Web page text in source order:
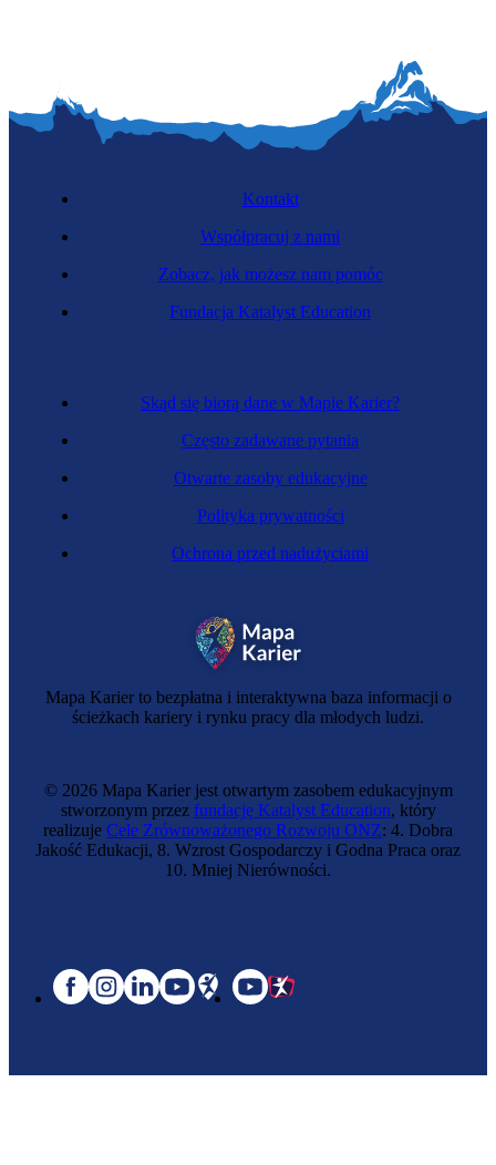
Mapa Karier to bezpłatna i interaktywna baza informacji o
ścieżkach kariery i rynku pracy dla młodych ludzi.
Skąd się biorą dane w Mapie Karier?
Często zadawane pytania
Otwarte zasoby edukacyjne
Polityka prywatności
Ochrona przed nadużyciami
Kontakt
Współpracuj z nami
Zobacz, jak możesz nam pomóc
Fundacja Katalyst Education
© 2026 Mapa Karier jest otwartym zasobem edukacyjnym
stworzonym przez fundację Katalyst Education, który
realizuje Cele Zrównoważonego Rozwoju ONZ: 4. Dobra
Jakość Edukacji, 8. Wzrost Gospodarczy i Godna Praca oraz
10. Mniej Nierówności.